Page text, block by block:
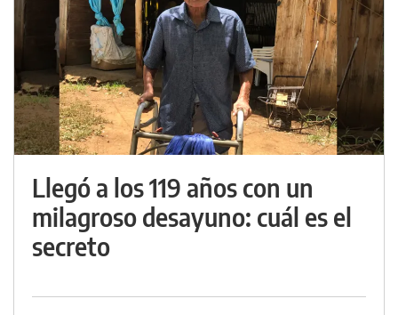
Llegó a los 119 años con un
milagroso desayuno: cuál es el
secreto